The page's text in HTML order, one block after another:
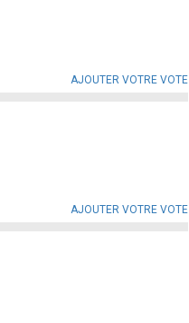
AJOUTER VOTRE VOTE
AJOUTER VOTRE VOTE